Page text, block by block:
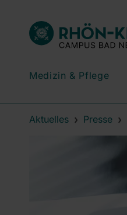
Medizin & Pflege
Aktuelles Presse